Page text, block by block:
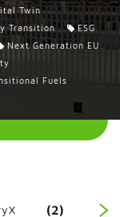
Twin
Transition
ESG
Next Generation EU
Fuels
(2)